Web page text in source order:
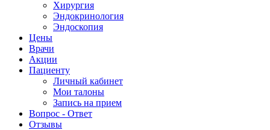
Хирургия
Эндокринология
Эндоскопия
Цены
Врачи
Акции
Пациенту
Личный кабинет
Мои талоны
Запись на прием
Вопрос - Ответ
Отзывы